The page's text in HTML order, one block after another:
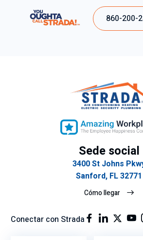
860-200-
Sede social
3400 St Johns
Sanford, FL 32771
Cómo llegar
Conectar con Strada